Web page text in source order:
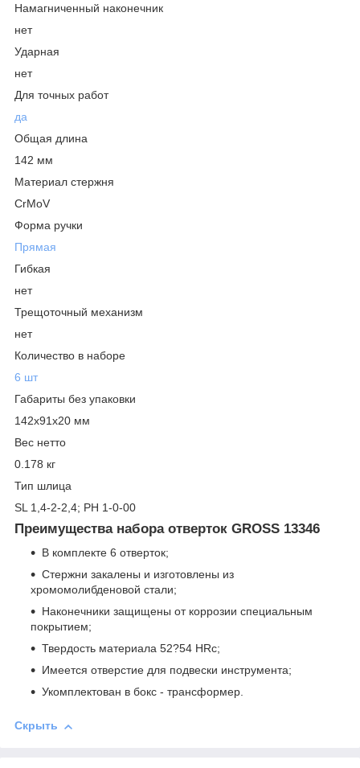
Намагниченный наконечник
нет
Ударная
нет
Для точных работ
да
Общая длина
142 мм
Материал стержня
CrMoV
Форма ручки
Прямая
Гибкая
нет
Трещоточный механизм
нет
Количество в наборе
6 шт
Габариты без упаковки
142х91х20 мм
Вес нетто
0.178 кг
Тип шлица
SL 1,4-2-2,4; PH 1-0-00
Преимущества набора отверток GROSS 13346
В комплекте 6 отверток;
Стержни закалены и изготовлены из
хромомолибденовой стали;
Наконечники защищены от коррозии специальным
покрытием;
Твердость материала 52?54 HRc;
Имеется отверстие для подвески инструмента;
Укомплектован в бокс - трансформер.
Скрыть